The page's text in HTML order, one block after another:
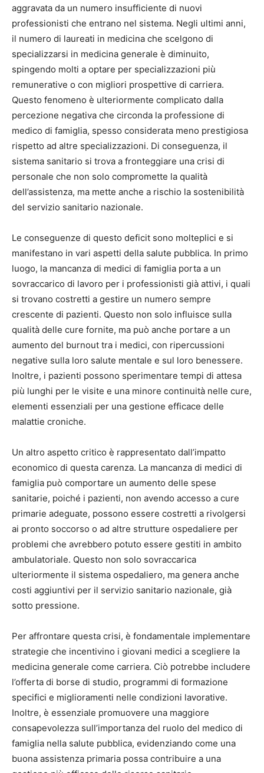
aggravata da un numero insufficiente di nuovi
professionisti che entrano nel sistema. Negli ultimi anni,
il numero di laureati in medicina che scelgono di
specializzarsi in medicina generale è diminuito,
spingendo molti a optare per specializzazioni più
remunerative o con migliori prospettive di carriera.
Questo fenomeno è ulteriormente complicato dalla
percezione negativa che circonda la professione di
medico di famiglia, spesso considerata meno prestigiosa
rispetto ad altre specializzazioni. Di conseguenza, il
sistema sanitario si trova a fronteggiare una crisi di
personale che non solo compromette la qualità
dell’assistenza, ma mette anche a rischio la sostenibilità
del servizio sanitario nazionale.
Le conseguenze di questo deficit sono molteplici e si
manifestano in vari aspetti della salute pubblica. In primo
luogo, la mancanza di medici di famiglia porta a un
sovraccarico di lavoro per i professionisti già attivi, i quali
si trovano costretti a gestire un numero sempre
crescente di pazienti. Questo non solo influisce sulla
qualità delle cure fornite, ma può anche portare a un
aumento del burnout tra i medici, con ripercussioni
negative sulla loro salute mentale e sul loro benessere.
Inoltre, i pazienti possono sperimentare tempi di attesa
più lunghi per le visite e una minore continuità nelle cure,
elementi essenziali per una gestione efficace delle
malattie croniche.
Un altro aspetto critico è rappresentato dall’impatto
economico di questa carenza. La mancanza di medici di
famiglia può comportare un aumento delle spese
sanitarie, poiché i pazienti, non avendo accesso a cure
primarie adeguate, possono essere costretti a rivolgersi
ai pronto soccorso o ad altre strutture ospedaliere per
problemi che avrebbero potuto essere gestiti in ambito
ambulatoriale. Questo non solo sovraccarica
ulteriormente il sistema ospedaliero, ma genera anche
costi aggiuntivi per il servizio sanitario nazionale, già
sotto pressione.
Per affrontare questa crisi, è fondamentale implementare
strategie che incentivino i giovani medici a scegliere la
medicina generale come carriera. Ciò potrebbe includere
l’offerta di borse di studio, programmi di formazione
specifici e miglioramenti nelle condizioni lavorative.
Inoltre, è essenziale promuovere una maggiore
consapevolezza sull’importanza del ruolo del medico di
famiglia nella salute pubblica, evidenziando come una
buona assistenza primaria possa contribuire a una